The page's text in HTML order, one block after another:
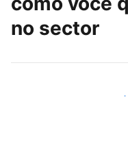
no sector
Junte-se a outros